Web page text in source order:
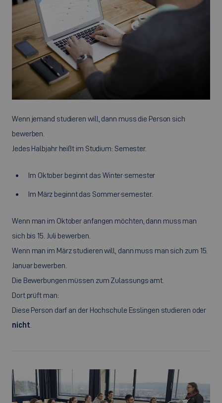
Wenn jemand studieren will, dann muss die Person sich
bewerben.
Jedes Halbjahr heißt im Studium: Semester.
Im Oktober beginnt das Winter·semester
Im März beginnt das Sommer·semester.
Wenn man im Oktober anfangen möchten, dann muss man
sich bis 15. Juli bewerben.
Wenn man im März studieren will, dann muss man sich zum 15.
Januar bewerben.
Die Bewerbungen müssen zum Zulassungs·amt.
Dort prüft man:
Diese Person darf an der Hochschule Esslingen studieren oder
nicht.